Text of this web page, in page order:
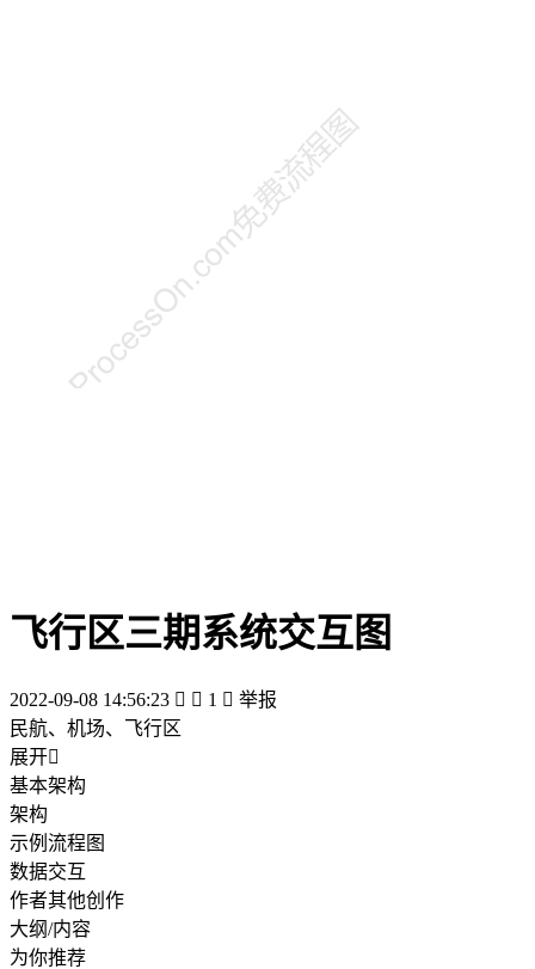
飞行区三期系统交互图
2022-09-08 14:56:23   1  举报
民航、机场、飞行区
展开
基本架构
架构
示例流程图
数据交互
作者其他创作
大纲/内容
为你推荐